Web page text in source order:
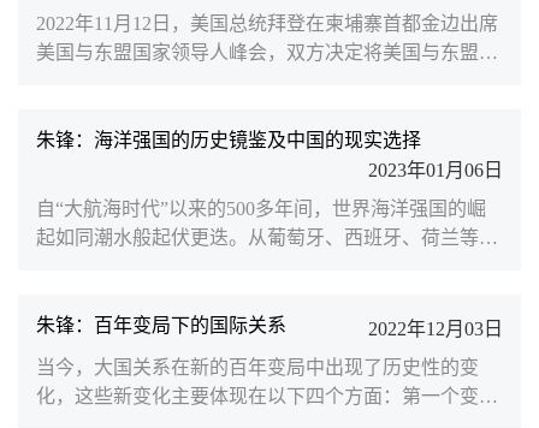
斗争，另一方面中美关系不能被美国政客的私利和情绪
化行动牵着鼻子走。2. 飞艇事件凸显出中美建好“护栏”
2022年11月12日，美国总统拜登在柬埔寨首都金边出席
美国与东盟国家领导人峰会，双方决定将美国与东盟关
下特点。首先，乌克兰危机没有转移美国对中国的全方
位战略关注，美国继续锁定中国为其最大的“战略竞争
对手”，10月拜登政府发表的《美国国家安全战略》报
告和《美国国防战略》报告更是恫言中国是当今世界
朱锋：海洋强国的历史镜鉴及中国的现实选择
2023年01月06日
自“大航海时代”以来的500多年间，世界海洋强国的崛
起如同潮水般起伏更迭。从葡萄牙、西班牙、荷兰等早
起步和发展的历史，就是海洋经略和海洋扩张的历史，
更是经典的海洋强国兴衰起伏的历史。中国共产党第十
八次全国代表大会首次提出了海洋强国战略，建设海洋
强国首次成为中国特色社会主义事业的重要组成部分。
朱锋：百年变局下的国际关系
2022年12月03日
当今，大国关系在新的百年变局中出现了历史性的变
化，这些新变化主要体现在以下四个方面：第一个变化